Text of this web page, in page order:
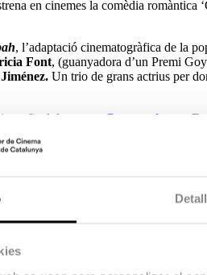
en cinemes la comèdia romàntica
, l’adaptació cinematogràfica de la
Font, (guanyadora d’un Premi
Un trio de grans actrius per
final de carrera Duna y el ogro
.
de Ficció
ProduccióIñaki Juaristicom a